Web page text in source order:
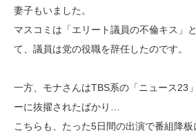
妻子もいました。
マスコミは「エリート議員の不倫キス」
て、議員は党の役職を辞任したのです。
一方、モナさんはTBS系の「ニュース23
ーに抜擢されたばかり…
こちらも、たった5日間の出演で番組降